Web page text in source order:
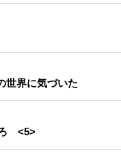
世界に気づいた
<5>